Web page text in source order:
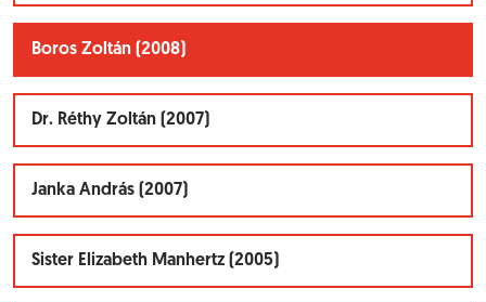
Boros Zoltán (2008)
Dr. Réthy Zoltán (2007)
Janka András (2007)
Sister Elizabeth Manhertz (2005)